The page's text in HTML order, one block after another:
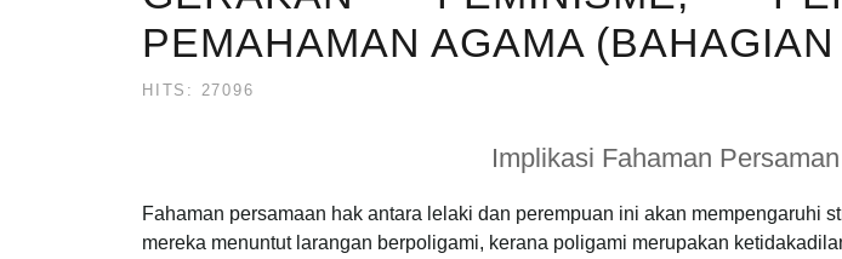
PEMAHAMAN AGAMA
HITS: 27096
Implikasi Fahaman
Fahaman persamaan hak antara lelaki dan perempuan ini akan mempengaruhi
mereka menuntut larangan berpoligami, kerana poligami merupakan